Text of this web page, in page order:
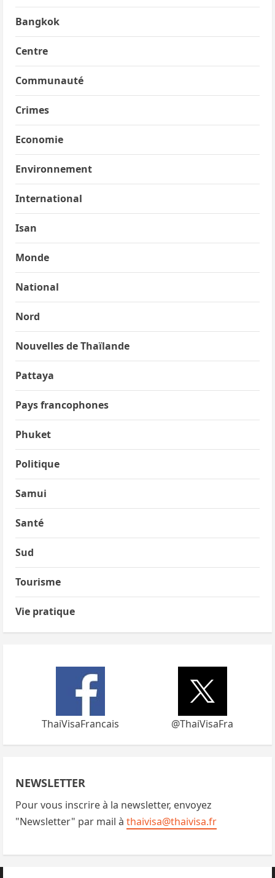
Bangkok
Centre
Communauté
Crimes
Economie
Environnement
International
Isan
Monde
National
Nord
Nouvelles de Thaïlande
Pattaya
Pays francophones
Phuket
Politique
Samui
Santé
Sud
Tourisme
Vie pratique
ThaiVisaFrancais @ThaiVisaFra
NEWSLETTER
Pour vous inscrire à la newsletter, envoyez
"Newsletter" par mail à thaivisa@thaivisa.fr